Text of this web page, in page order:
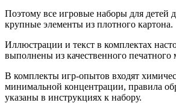
Поэтому все игровые наборы для детей
крупные элементы из плотного картона.
Иллюстрации и текст в комплектах
выполнены из качественного печатного
В комплекты игр-опытов входят
минимальной концентрации, правила
указаны в инструкциях к набору.